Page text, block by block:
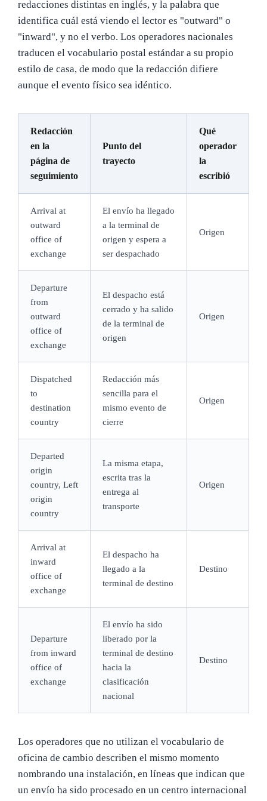
redacciones distintas en inglés, y la palabra que
identifica cuál está viendo el lector es "outward" o
"inward", y no el verbo. Los operadores nacionales
traducen el vocabulario postal estándar a su propio
estilo de casa, de modo que la redacción difiere
aunque el evento físico sea idéntico.
Redacción
en la
página de
seguimiento
Punto del
trayecto
Qué
operador
la
escribió
Arrival at
outward
office of
exchange
El envío ha llegado
a la terminal de
origen y espera a
ser despachado
Origen
Departure
from
outward
office of
exchange
El despacho está
cerrado y ha salido
de la terminal de
origen
Origen
Dispatched
to
destination
country
Redacción más
sencilla para el
mismo evento de
cierre
Origen
Departed
origin
country, Left
origin
country
La misma etapa,
escrita tras la
entrega al
transporte
Origen
Arrival at
inward
office of
exchange
El despacho ha
llegado a la
terminal de destino
Destino
Departure
from inward
office of
exchange
El envío ha sido
liberado por la
terminal de destino
hacia la
clasificación
nacional
Destino
Los operadores que no utilizan el vocabulario de
oficina de cambio describen el mismo momento
nombrando una instalación, en líneas que indican que
un envío ha sido procesado en un centro internacional